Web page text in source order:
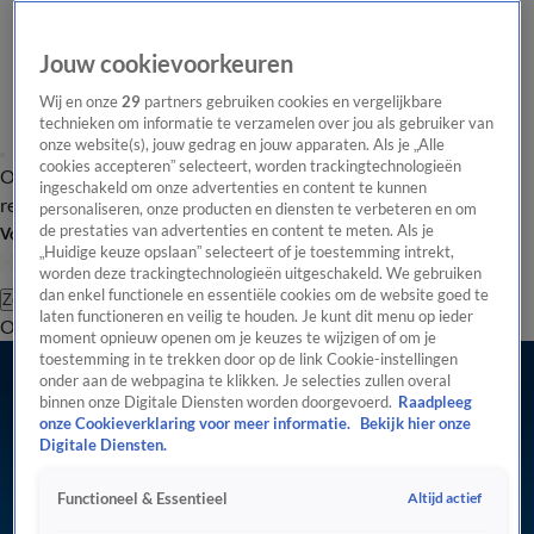
Overzicht Laatste nieuws Regionieuws Het beste van Hart
Tip de
redactie
Volg Hart van Nederland
Zoeken
OverzichtRegioUitzendingenWeerTip de redactiePanelVideo's
Jouw cookievoorkeuren
Wij en onze29 partners gebruiken cookies en vergelijkbare
technieken om informatie te verzamelen over jou als gebruiker van
onze website(s), jouw gedrag en jouw apparaten. Als je „Alle
cookies accepteren” selecteert, worden trackingtechnologieën
ingeschakeld om onze advertenties en content te kunnen
personaliseren, onze producten en diensten te verbeteren en om
de prestaties van advertenties en content te meten. Als je
„Huidige keuze opslaan” selecteert of je toestemming intrekt,
worden deze trackingtechnologieën uitgeschakeld. We gebruiken
dan enkel functionele en essentiële cookies om de website goed te
laten functioneren en veilig te houden. Je kunt dit menu op ieder
moment opnieuw openen om je keuzes te wijzigen of om je
toestemming in te trekken door op de link Cookie-instellingen
onder aan de webpagina te klikken. Je selecties zullen overal
binnen onze Digitale Diensten worden doorgevoerd. Raadpleeg
onze Cookieverklaring voor meer informatie.
Bekijk hier onze
Digitale Diensten.
Functioneel & Essentieel Altijd actief